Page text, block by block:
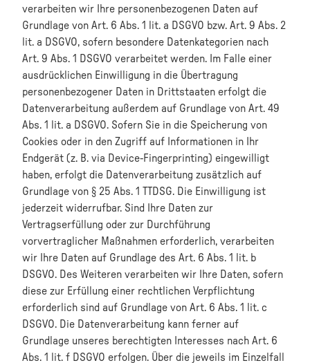
verarbeiten wir Ihre personenbezogenen Daten auf
Grundlage von Art. 6 Abs. 1 lit. a DSGVO bzw. Art. 9 Abs. 2
lit. a DSGVO, sofern besondere Datenkategorien nach
Art. 9 Abs. 1 DSGVO verarbeitet werden. Im Falle einer
ausdrücklichen Einwilligung in die Übertragung
personenbezogener Daten in Drittstaaten erfolgt die
Datenverarbeitung außerdem auf Grundlage von Art. 49
Abs. 1 lit. a DSGVO. Sofern Sie in die Speicherung von
Cookies oder in den Zugriff auf Informationen in Ihr
Endgerät (z. B. via Device-Fingerprinting) eingewilligt
haben, erfolgt die Datenverarbeitung zusätzlich auf
Grundlage von § 25 Abs. 1 TTDSG. Die Einwilligung ist
jederzeit widerrufbar. Sind Ihre Daten zur
Vertragserfüllung oder zur Durchführung
vorvertraglicher Maßnahmen erforderlich, verarbeiten
wir Ihre Daten auf Grundlage des Art. 6 Abs. 1 lit. b
DSGVO. Des Weiteren verarbeiten wir Ihre Daten, sofern
diese zur Erfüllung einer rechtlichen Verpflichtung
erforderlich sind auf Grundlage von Art. 6 Abs. 1 lit. c
DSGVO. Die Datenverarbeitung kann ferner auf
Grundlage unseres berechtigten Interesses nach Art. 6
Abs. 1 lit. f DSGVO erfolgen. Über die jeweils im Einzelfall